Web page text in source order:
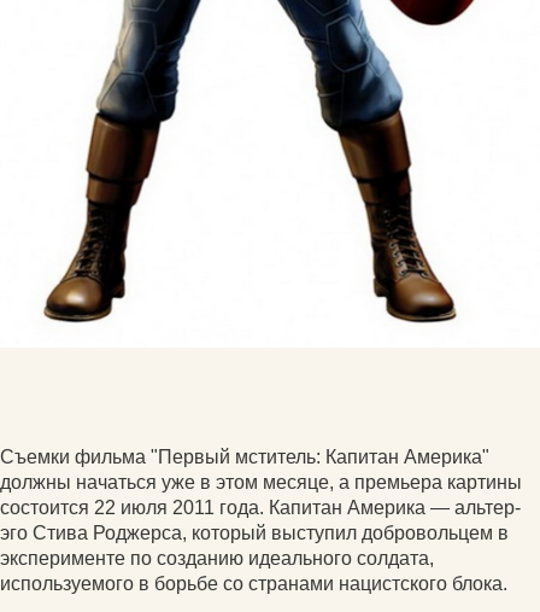
Съемки фильма "Первый мститель: Капитан Америка"
должны начаться уже в этом месяце, а премьера картины
состоится 22 июля 2011 года. Капитан Америка — альтер-
эго Стива Роджерса, который выступил добровольцем в
эксперименте по созданию идеального солдата,
используемого в борьбе со странами нацистского блока.